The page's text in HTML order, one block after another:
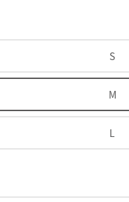
S
M
L